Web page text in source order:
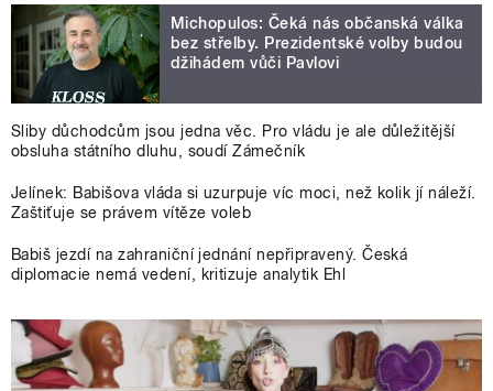
Michopulos: Čeká nás občanská válka
bez střelby. Prezidentské volby budou
džihádem vůči Pavlovi
Sliby důchodcům jsou jedna věc. Pro vládu je ale důležitější
obsluha státního dluhu, soudí Zámečník
Jelínek: Babišova vláda si uzurpuje víc moci, než kolik jí náleží.
Zaštiťuje se právem vítěze voleb
Babiš jezdí na zahraniční jednání nepřipravený. Česká
diplomacie nemá vedení, kritizuje analytik Ehl